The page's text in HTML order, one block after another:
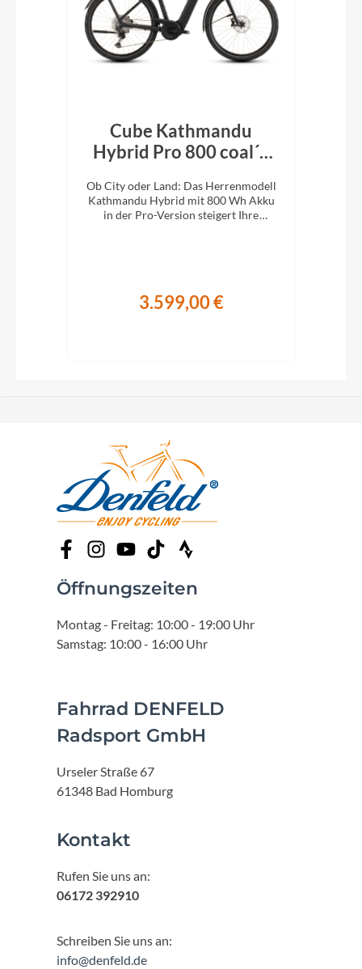
Cube Kathmandu
Hybrid Pro 800 coal´n
Ob City oder Land: Das Herrenmodell
Kathmandu Hybrid mit 800 Wh Akku
in der Pro-Version steigert Ihre
3.599,00 €
Öffnungszeiten
Montag - Freitag: 10:00 - 19:00 Uhr
Samstag: 10:00 - 16:00 Uhr
Fahrrad DENFELD
Radsport GmbH
Urseler Straße 67
61348 Bad Homburg
Kontakt
Rufen Sie uns an:
06172 392910
Schreiben Sie uns an:
info@denfeld.de